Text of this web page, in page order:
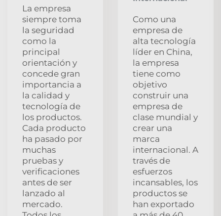
La empresa
siempre toma
la seguridad
como la
principal
orientación y
concede gran
importancia a
la calidad y
tecnología de
los productos.
Cada producto
ha pasado por
muchas
pruebas y
verificaciones
antes de ser
lanzado al
mercado.
Como una
empresa de
alta tecnología
líder en China,
la empresa
tiene como
objetivo
construir una
empresa de
clase mundial y
crear una
marca
internacional. A
través de
esfuerzos
incansables, los
productos se
han exportado